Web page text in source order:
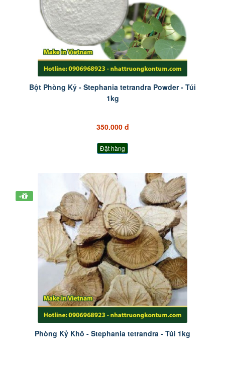
Bột Phòng Kỷ - Stephania tetrandra Powder - Túi
1kg
350.000 đ
Đặt hàng
+
Phòng Kỷ Khô - Stephania tetrandra - Túi 1kg